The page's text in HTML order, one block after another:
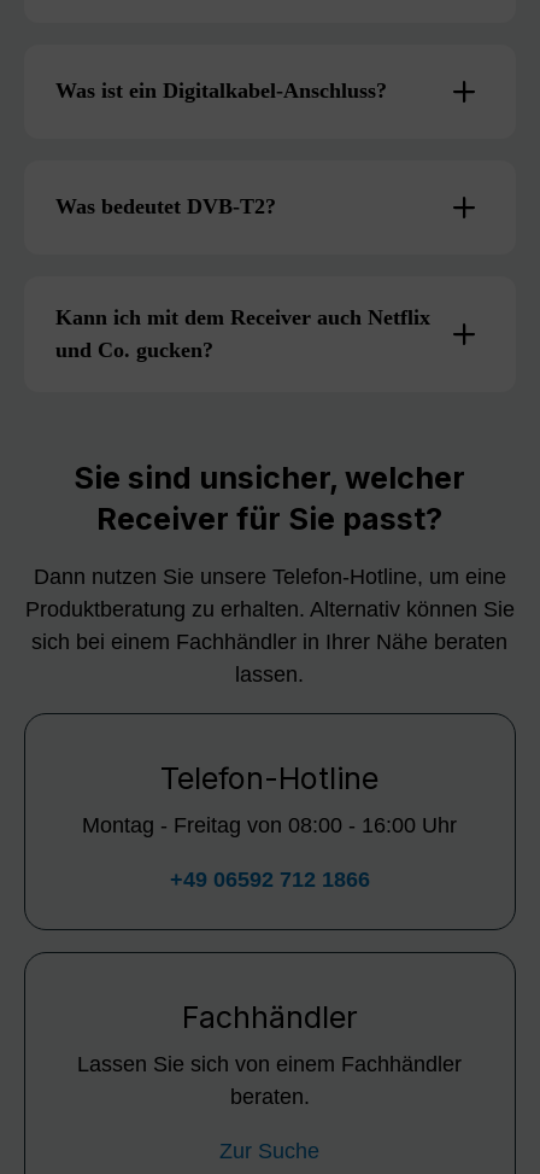
Was ist ein Digitalkabel-Anschluss?
Was bedeutet DVB-T2?
Kann ich mit dem Receiver auch Netflix
und Co. gucken?
Sie sind unsicher, welcher
Receiver für Sie passt?
Dann nutzen Sie unsere Telefon-Hotline, um eine
Produktberatung zu erhalten. Alternativ können Sie
sich bei einem Fachhändler in Ihrer Nähe beraten
lassen.
Telefon-Hotline
Montag - Freitag von 08:00 - 16:00 Uhr
+49 06592 712 1866
Fachhändler
Lassen Sie sich von einem Fachhändler
beraten.
Zur Suche